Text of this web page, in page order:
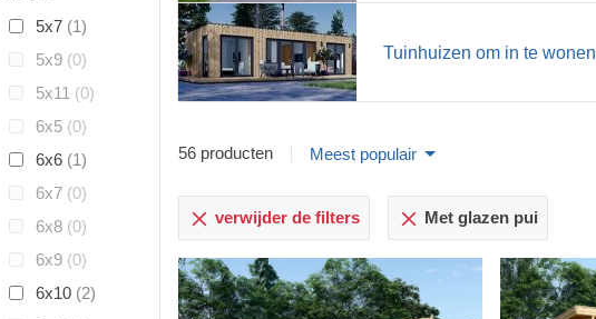
5x7 (1)
5x9 (0)
5x11 (0)
6x5 (0)
6x6 (1)
6x7 (0)
6x8 (0)
6x9 (0)
6x10 (2)
Tuinhuizen om in te wonen
56 producten Meest populair
verwijder de filters Met glazen pui